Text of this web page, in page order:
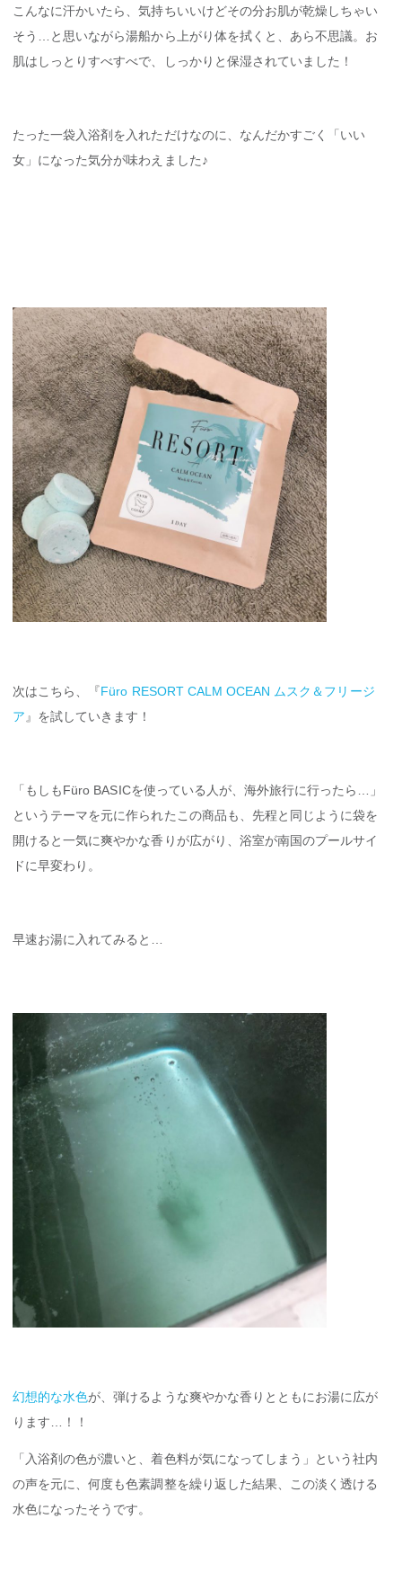
こんなに汗かいたら、気持ちいいけどその分お肌が乾燥しちゃい
そう…と思いながら湯船から上がり体を拭くと、あら不思議。お
肌はしっとりすべすべで、しっかりと保湿されていました！
たった一袋入浴剤を入れただけなのに、なんだかすごく「いい
女」になった気分が味わえました♪
次はこちら、『Füro RESORT CALM OCEAN ムスク＆フリージ
ア 』を試していきます！
「もしもFüro BASICを使っている人が、海外旅行に行ったら…」
というテーマを元に作られたこの商品も、先程と同じように袋を
開けると一気に爽やかな香りが広がり、浴室が南国のプールサイ
ドに早変わり。
早速お湯に入れてみると…
幻想的な水色が、弾けるような爽やかな香りとともにお湯に広が
ります…！！
「入浴剤の色が濃いと、着色料が気になってしまう」という社内
の声を元に、何度も色素調整を繰り返した結果、この淡く透ける
水色になったそうです。